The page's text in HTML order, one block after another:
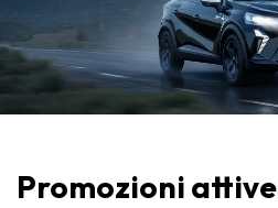
Promozioni attive